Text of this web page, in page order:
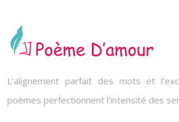
L’alignement parfait des mots et
poèmes perfectionnent l’intensité des